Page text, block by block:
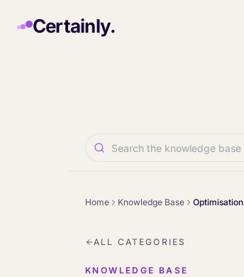
Certainly.
Home Knowledge Base Optimisation
ALL CATEGORIES
KNOWLEDGE BASE